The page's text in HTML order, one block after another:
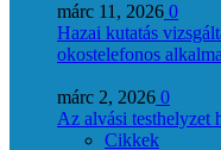
márc 11, 2026 0
Hazai kutatás
okostelefonos
márc 2, 2026 0
Az alvási testhelyzet
Cikkek